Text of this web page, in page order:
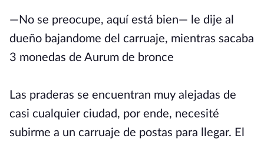
—No se preocupe, aquí está bien— le dije al
dueño bajandome del carruaje, mientras sacaba
3 monedas de Aurum de bronce
Las praderas se encuentran muy alejadas de
casi cualquier ciudad, por ende, necesité
subirme a un carruaje de postas para llegar. El